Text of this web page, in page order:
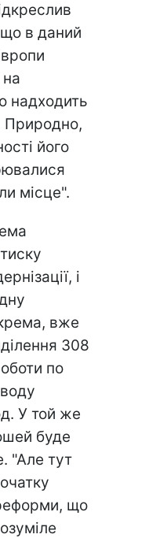
що в даний
надходить
Природно,
його
місце".
і
вже
308
по
У той же
буде
"Але тут
що